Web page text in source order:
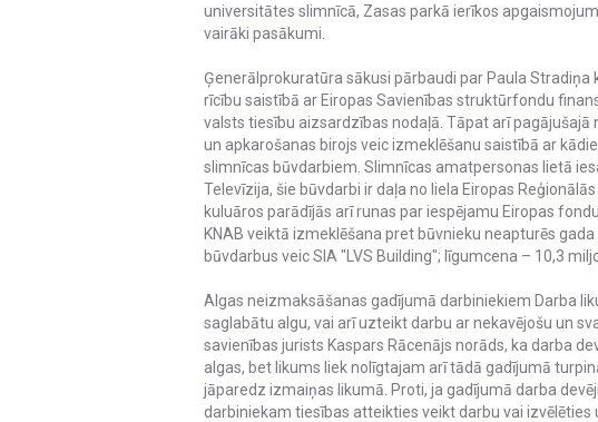
universitātes slimnīcā, Zasas parkā ierīkos
vairāki pasākumi.
Ģenerālprokuratūra sākusi pārbaudi par Paula
rīcību saistībā ar Eiropas Savienības struktūrfondu
valsts tiesību aizsardzības nodaļā. Tāpat arī pagājušajā
un apkarošanas birojs veic izmeklēšanu saistībā ar
slimnīcas būvdarbiem. Slimnīcas amatpersonas lietā
Televīzija, šie būvdarbi ir daļa no liela Eiropas
kuluāros parādījās arī runas par iespējamu Eiropas
KNAB veiktā izmeklēšana pret būvnieku neapturēs
būvdarbus veic SIA "LVS Building"; līgumcena – 10,3
Algas neizmaksāšanas gadījumā darbiniekiem Darba
saglabātu algu, vai arī uzteikt darbu ar nekavējošu un
savienības jurists Kaspars Rācenājs norāds, ka darba
algas, bet likums liek nolīgtajam arī tādā gadījumā
jāparedz izmaiņas likumā. Proti, ja gadījumā darba
darbiniekam tiesības atteikties veikt darbu vai